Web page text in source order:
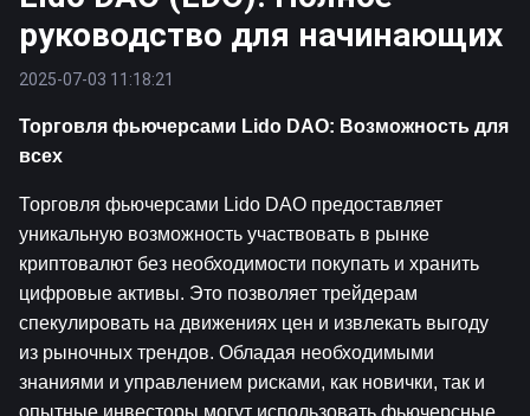
руководство для начинающих
2025-07-03 11:18:21
Торговля фьючерсами Lido DAO: Возможность для
всех
Торговля фьючерсами Lido DAO предоставляет
уникальную возможность участвовать в рынке
криптовалют без необходимости покупать и хранить
цифровые активы. Это позволяет трейдерам
спекулировать на движениях цен и извлекать выгоду
из рыночных трендов. Обладая необходимыми
знаниями и управлением рисками, как новички, так и
опытные инвесторы могут использовать фьючерсные